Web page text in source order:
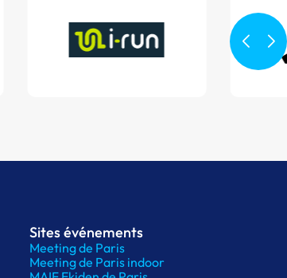
Sites événements
Meeting de Paris
Meeting de Paris indoor